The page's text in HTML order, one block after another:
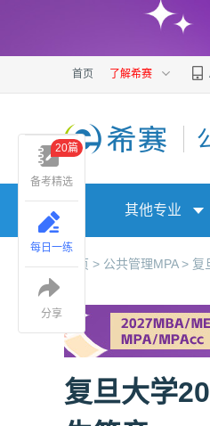
首页 了解希赛
其他专业
首页 > 公共管理MPA > 复
复旦大学
备考精选
20篇
每日一练
分享